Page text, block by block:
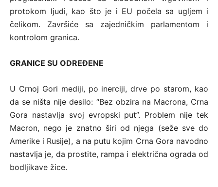
protokom ljudi, kao što je i EU počela sa ugljem i
čelikom. Završiće sa zajedničkim parlamentom i
kontrolom granica.
GRANICE SU ODREĐENE
U Crnoj Gori mediji, po inerciji, drve po starom, kao
da se ništa nije desilo: “Bez obzira na Macrona, Crna
Gora nastavlja svoj evropski put”. Problem nije tek
Macron, nego je znatno širi od njega (seže sve do
Amerike i Rusije), a na putu kojim Crna Gora navodno
nastavlja je, da prostite, rampa i električna ograda od
bodljikave žice.